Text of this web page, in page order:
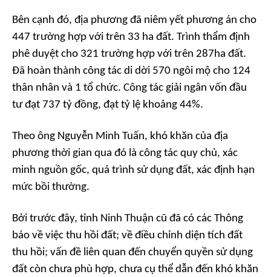
Bên cạnh đó, địa phương đã niêm yết phương án cho
447 trường hợp với trên 33 ha đất. Trình thẩm định
phê duyệt cho 321 trường hợp với trên 287ha đất.
Đã hoàn thành công tác di dời 570 ngôi mộ cho 124
thân nhân và 1 tổ chức. Công tác giải ngân vốn đầu
tư đạt 737 tỷ đồng, đạt tỷ lệ khoảng 44%.
Theo ông Nguyễn Minh Tuấn, khó khăn của địa
phương thời gian qua đó là công tác quy chủ, xác
minh nguồn gốc, quá trình sử dụng đất, xác định hạn
mức bồi thường.
Bởi trước đây, tỉnh Ninh Thuận cũ đã có các Thông
báo về việc thu hồi đất; về điều chỉnh diện tích đất
thu hồi; vấn đề liên quan đến chuyển quyền sử dụng
đất còn chưa phù hợp, chưa cụ thể dẫn đến khó khăn